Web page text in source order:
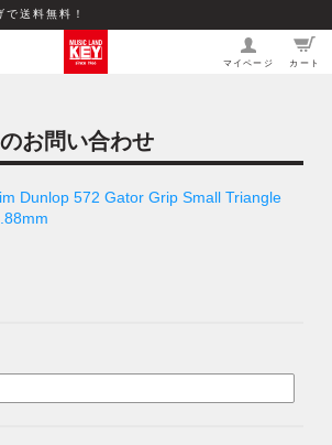
送料無料！
マイページ カート
お問い合わせ
Dunlop 572 Gator Grip Small Triangle